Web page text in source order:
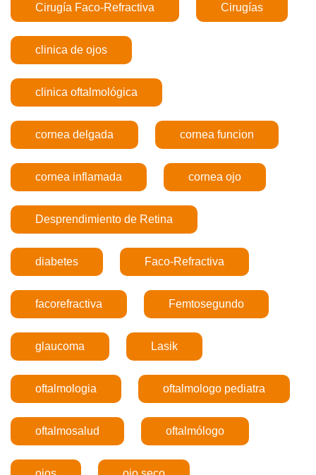
Cirugía Faco-Refractiva Cirugías
clinica de ojos
clinica oftalmológica
cornea delgada cornea funcion
cornea inflamada cornea ojo
Desprendimiento de Retina
diabetes Faco-Refractiva
facorefractiva Femtosegundo
glaucoma Lasik
oftalmologia oftalmologo pediatra
oftalmosalud oftalmólogo